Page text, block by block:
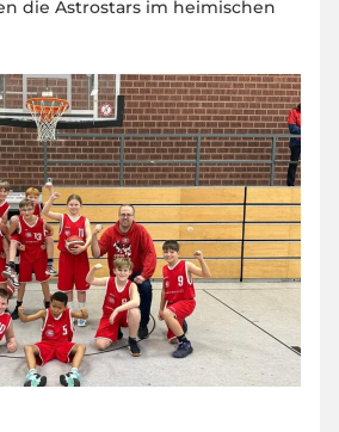
die Astrostars im heimischen